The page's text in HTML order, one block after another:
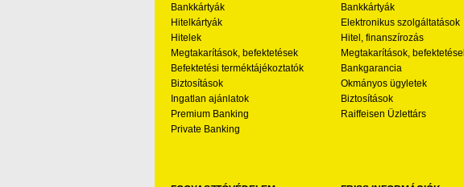
Bankkártyák
Hitelkártyák
Hitelek
Megtakarítások, befektetések
Befektetési terméktájékoztatók
Biztosítások
Ingatlan ajánlatok
Premium Banking
Private Banking
Bankkártyák
Elektronikus szolgáltatások
Hitel, finanszírozás
Megtakarítások,
Bankgarancia
Okmányos ügyletek
Biztosítások
Raiffeisen Üzlettárs